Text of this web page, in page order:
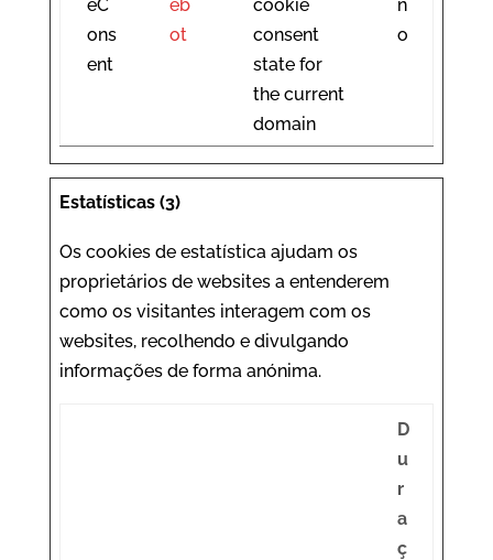
eC
ons
ent
eb
ot
cookie
consent
state for
the current
domain
n
o
Estatísticas (3)
Os cookies de estatística ajudam os
proprietários de websites a entenderem
como os visitantes interagem com os
websites, recolhendo e divulgando
informações de forma anónima.
D
u
r
a
ç